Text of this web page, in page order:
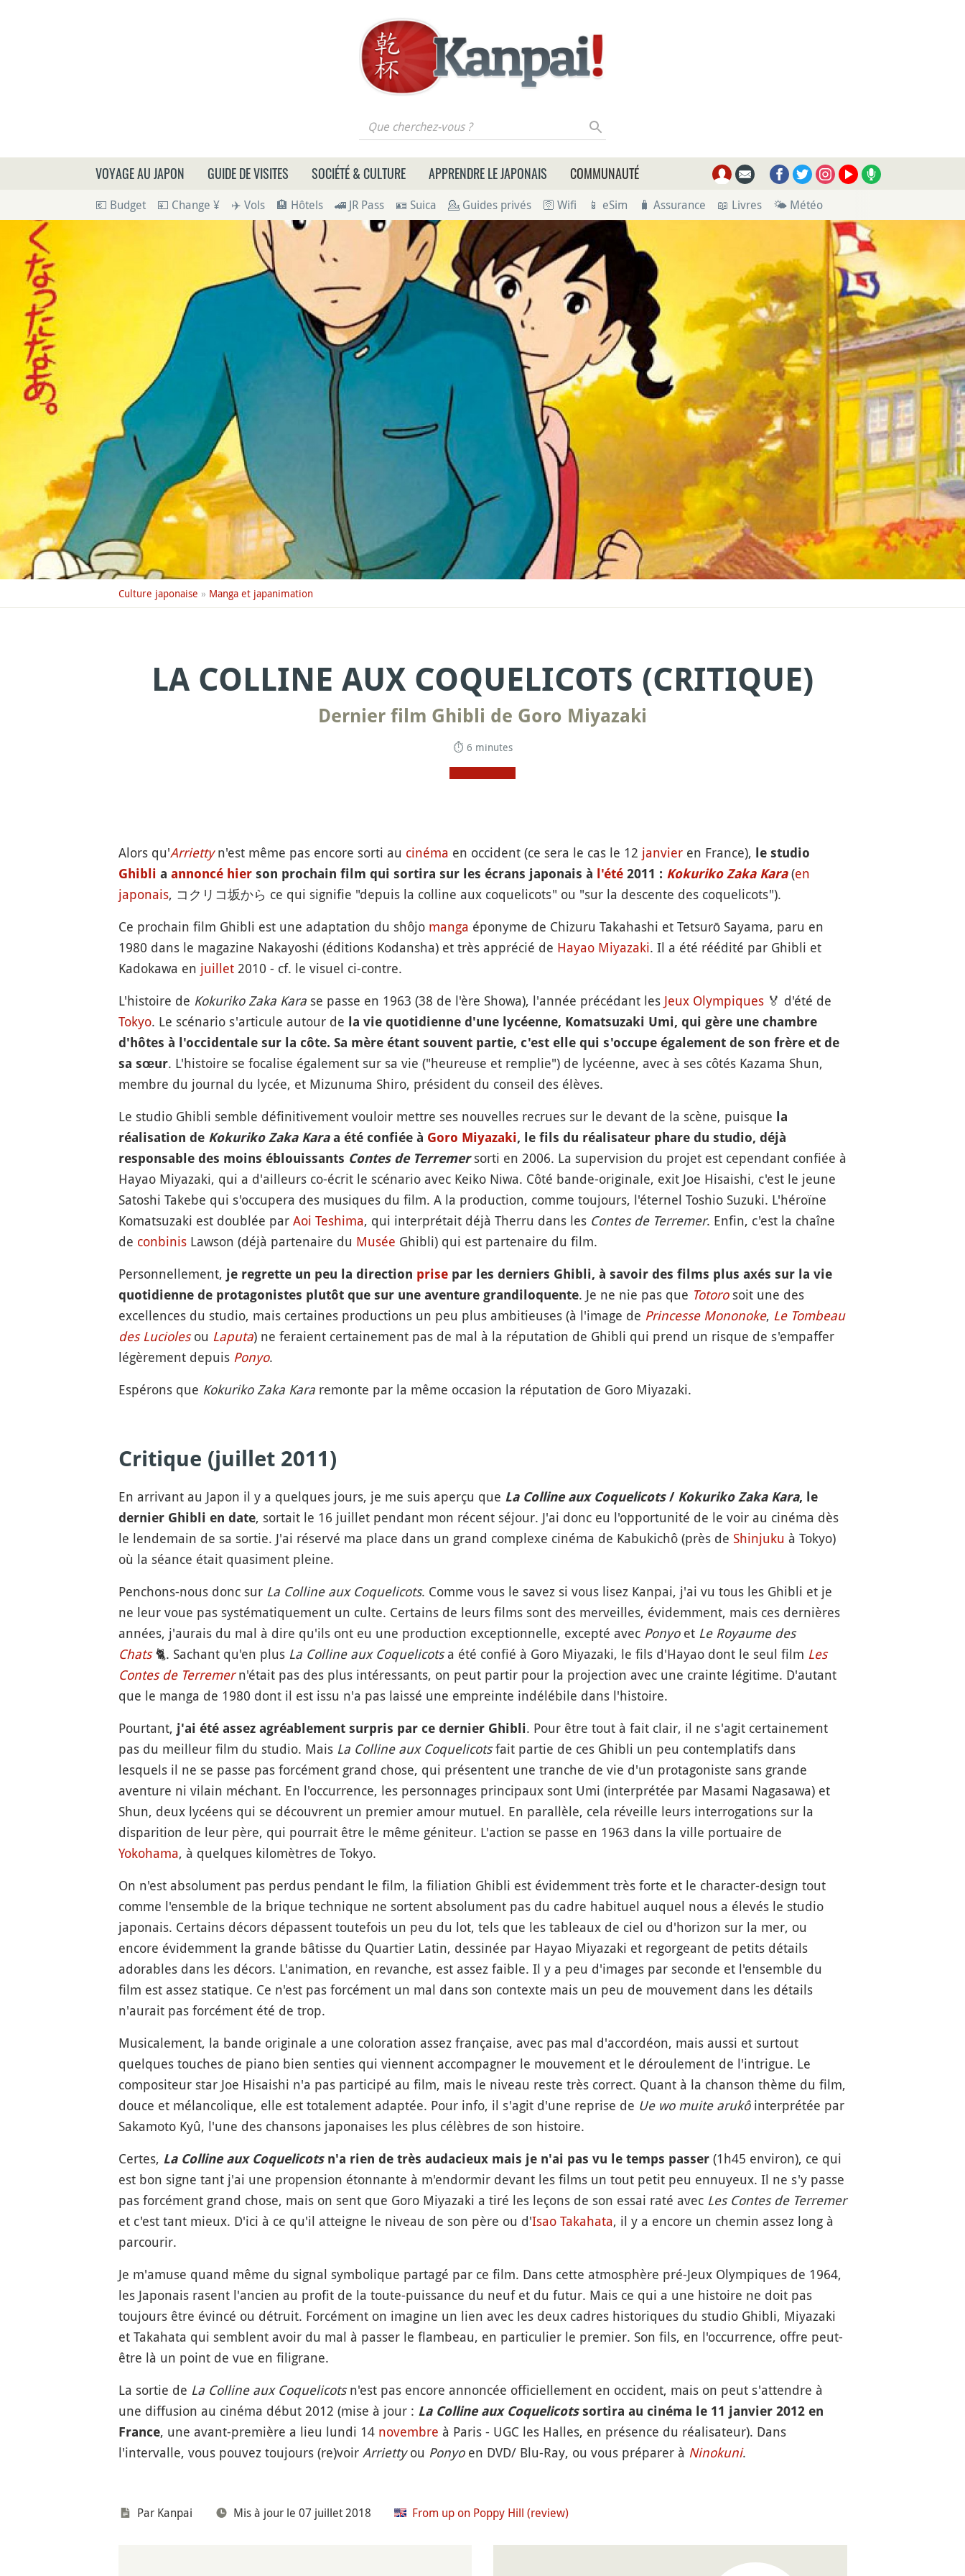
Que cherchez-vous ?
VOYAGE AU JAPON GUIDE DE VISITES SOCIÉTÉ & CULTURE APPRENDRE LE JAPONAIS COMMUNAUTÉ
💶 Budget 💴 Change ¥ ✈️ Vols 🏨 Hôtels 🚄 JR Pass 🪪 Suica 💁 Guides privés 🛜 Wifi 📱 eSim 🧳 Assurance 📖 Livres 🌤 Météo
Culture japonaise » Manga et japanimation
LA COLLINE AUX COQUELICOTS (CRITIQUE)
Dernier film Ghibli de Goro Miyazaki
⏱ 6 minutes
Alors qu'Arriettyn'est même pas encore sorti au cinéma en occident (ce sera le cas le 12 janvieren France),
le studio
Ghibli a annoncé hierson prochain film qui sortira sur les écrans japonais à l'été2011 : Kokuriko Zaka Kara(en
japonais, コクリコ坂から ce qui signifie "depuis la colline aux coquelicots" ou "sur la descente des coquelicots").
Ce prochain film Ghibli est une adaptation du shôjo manga éponyme de Chizuru Takahashi et Tetsurō Sayama, paru en
1980 dans le magazine Nakayoshi (éditions Kodansha) et très apprécié de Hayao Miyazaki. Il a été réédité par Ghibli et
Kadokawa en juillet2010 - cf. le visuel ci-contre.
L'histoire de Kokuriko Zaka Karase passe en 1963 (38 de l'ère Showa), l'année précédant les Jeux Olympiques 🏅 d'été de
Tokyo. Le scénario s'articule autour de la vie quotidienne d'une lycéenne, Komatsuzaki Umi, qui gère une chambre
d'hôtes à l'occidentale sur la côte. Sa mère étant souvent partie, c'est elle qui s'occupe également de son frère et de
sa sœur. L'histoire se focalise également sur sa vie ("heureuse et remplie") de lycéenne, avec à ses côtés Kazama Shun,
membre du journal du lycée, et Mizunuma Shiro, président du conseil des élèves.
Le studio Ghibli semble définitivement vouloir mettre ses nouvelles recrues sur le devant de la scène, puisque la
réalisation de Kokuriko Zaka Karaa été confiée à Goro Miyazaki, le fils du réalisateur phare du studio, déjà
responsable des moins éblouissants Contes de Terremersorti en 2006. La supervision du projet est cependant confiée à
Hayao Miyazaki, qui a d'ailleurs co-écrit le scénario avec Keiko Niwa. Côté bande-originale, exit Joe Hisaishi, c'est le jeune
Satoshi Takebe qui s'occupera des musiques du film. A la production, comme toujours, l'éternel Toshio Suzuki. L'héroïne
Komatsuzaki est doublée par Aoi Teshima, qui interprétait déjà Therru dans les Contes de Terremer. Enfin, c'est la chaîne
de conbinisLawson (déjà partenaire du Musée Ghibli) qui est partenaire du film.
Personnellement, je regrette un peu la direction prisepar les derniers Ghibli, à savoir des films plus axés sur la vie
quotidienne de protagonistes plutôt que sur une aventure grandiloquente. Je ne nie pas que Totorosoit une des
excellences du studio, mais certaines productions un peu plus ambitieuses (à l'image de Princesse Mononoke, Le Tombeau
des Luciolesou Laputa) ne feraient certainement pas de mal à la réputation de Ghibli qui prend un risque de s'empaffer
légèrement depuis Ponyo.
Espérons que Kokuriko Zaka Kararemonte par la même occasion la réputation de Goro Miyazaki.
Critique (juillet 2011)
En arrivant au Japon il y a quelques jours, je me suis aperçu que La Colline aux Coquelicots/ Kokuriko Zaka Kara, le
dernier Ghibli en date, sortait le 16 juillet pendant mon récent séjour. J'ai donc eu l'opportunité de le voir au cinéma dès
le lendemain de sa sortie. J'ai réservé ma place dans un grand complexe cinéma de Kabukichô (près de Shinjuku à Tokyo)
où la séance était quasiment pleine.
Penchons-nous donc sur La Colline aux Coquelicots. Comme vous le savez si vous lisez Kanpai, j'ai vu tous les Ghibli et je
ne leur voue pas systématiquement un culte. Certains de leurs films sont des merveilles, évidemment, mais ces dernières
années, j'aurais du mal à dire qu'ils ont eu une production exceptionnelle, excepté avec Ponyoet Le Royaume des
Chats 🐈. Sachant qu'en plus La Colline aux Coquelicotsa été confié à Goro Miyazaki, le fils d'Hayao dont le seul film Les
Contes de Terremern'était pas des plus intéressants, on peut partir pour la projection avec une crainte légitime. D'autant
que le manga de 1980 dont il est issu n'a pas laissé une empreinte indélébile dans l'histoire.
Pourtant, j'ai été assez agréablement surpris par ce dernier Ghibli. Pour être tout à fait clair, il ne s'agit certainement
pas du meilleur film du studio. Mais La Colline aux Coquelicotsfait partie de ces Ghibli un peu contemplatifs dans
lesquels il ne se passe pas forcément grand chose, qui présentent une tranche de vie d'un protagoniste sans grande
aventure ni vilain méchant. En l'occurrence, les personnages principaux sont Umi (interprétée par Masami Nagasawa) et
Shun, deux lycéens qui se découvrent un premier amour mutuel. En parallèle, cela réveille leurs interrogations sur la
disparition de leur père, qui pourrait être le même géniteur. L'action se passe en 1963 dans la ville portuaire de
Yokohama, à quelques kilomètres de Tokyo.
On n'est absolument pas perdus pendant le film, la filiation Ghibli est évidemment très forte et le character-design tout
comme l'ensemble de la brique technique ne sortent absolument pas du cadre habituel auquel nous a élevés le studio
japonais. Certains décors dépassent toutefois un peu du lot, tels que les tableaux de ciel ou d'horizon sur la mer, ou
encore évidemment la grande bâtisse du Quartier Latin, dessinée par Hayao Miyazaki et regorgeant de petits détails
adorables dans les décors. L'animation, en revanche, est assez faible. Il y a peu d'images par seconde et l'ensemble du
film est assez statique. Ce n'est pas forcément un mal dans son contexte mais un peu de mouvement dans les détails
n'aurait pas forcément été de trop.
Musicalement, la bande originale a une coloration assez française, avec pas mal d'accordéon, mais aussi et surtout
quelques touches de piano bien senties qui viennent accompagner le mouvement et le déroulement de l'intrigue. Le
compositeur star Joe Hisaishi n'a pas participé au film, mais le niveau reste très correct. Quant à la chanson thème du film,
douce et mélancolique, elle est totalement adaptée. Pour info, il s'agit d'une reprise de Ue wo muite arukôinterprétée par
Sakamoto Kyû, l'une des chansons japonaises les plus célèbres de son histoire.
Certes, La Colline aux Coquelicotsn'a rien de très audacieux mais je n'ai pas vu le temps passer(1h45 environ), ce qui
est bon signe tant j'ai une propension étonnante à m'endormir devant les films un tout petit peu ennuyeux. Il ne s'y passe
pas forcément grand chose, mais on sent que Goro Miyazaki a tiré les leçons de son essai raté avec Les Contes de Terremer
et c'est tant mieux. D'ici à ce qu'il atteigne le niveau de son père ou d'Isao Takahata, il y a encore un chemin assez long à
parcourir.
Je m'amuse quand même du signal symbolique partagé par ce film. Dans cette atmosphère pré-Jeux Olympiques de 1964,
les Japonais rasent l'ancien au profit de la toute-puissance du neuf et du futur. Mais ce qui a une histoire ne doit pas
toujours être évincé ou détruit. Forcément on imagine un lien avec les deux cadres historiques du studio Ghibli, Miyazaki
et Takahata qui semblent avoir du mal à passer le flambeau, en particulier le premier. Son fils, en l'occurrence, offre peut-
être là un point de vue en filigrane.
La sortie de La Colline aux Coquelicotsn'est pas encore annoncée officiellement en occident, mais on peut s'attendre à
une diffusion au cinéma début 2012 (mise à jour : La Colline aux Coquelicotssortira au cinéma le 11 janvier 2012 en
France, une avant-première a lieu lundi 14 novembre à Paris - UGC les Halles, en présence du réalisateur). Dans
l'intervalle, vous pouvez toujours (re)voir Arriettyou Ponyoen DVD/ Blu-Ray, ou vous préparer à Ninokuni.
Par Kanpai Mis à jour le 07 juillet 2018 From up on Poppy Hill (review)